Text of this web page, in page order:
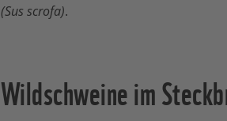
(Sus scrofa).
Wildschweine im